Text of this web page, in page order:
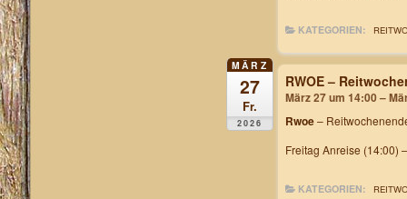
KATEGORIEN:
MÄRZ
27
Fr.
2026
RWOE –
März 27 um 14:00 –
Rwoe–
Freitag Anreise (14:00)
KATEGORIEN: